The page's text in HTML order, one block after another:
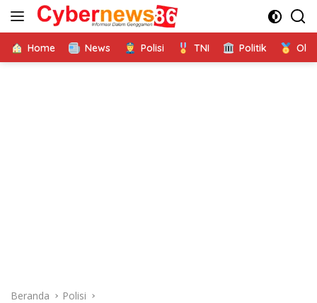
Langsung
Home News Polisi TNI Politik
Beranda Polisi